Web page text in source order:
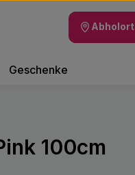
Abholort
Geschenke
100cm